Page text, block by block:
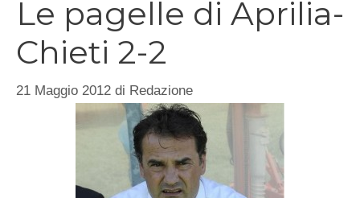
Le pagelle di Aprilia-
Chieti 2-2
21 Maggio 2012 di Redazione